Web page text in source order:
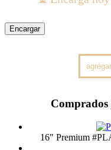
Encargar
16" Premium